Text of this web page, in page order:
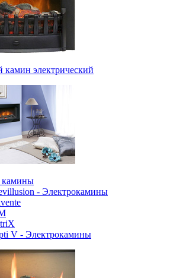
камин электрический
- Электрокамины
V - Электрокамины